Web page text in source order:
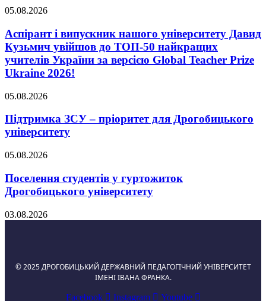
05.08.2026
Аспірант і випускник нашого університету Давид
Кузьмич увійшов до ТОП-50 найкращих
учителів України за версією Global Teacher Prize
Ukraine 2026!
05.08.2026
Підтримка ЗСУ – пріоритет для Дрогобицького
університету
05.08.2026
Поселення студентів у гуртожиток
Дрогобицького університету
03.08.2026
© 2025 ДРОГОБИЦЬКИЙ ДЕРЖАВНИЙ ПЕДАГОГІЧНИЙ УНІВЕРСИТЕТ
ІМЕНІ ІВАНА ФРАНКА.
Facebook
Instagram Youtube